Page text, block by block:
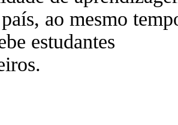
ao mesmo
estudantes